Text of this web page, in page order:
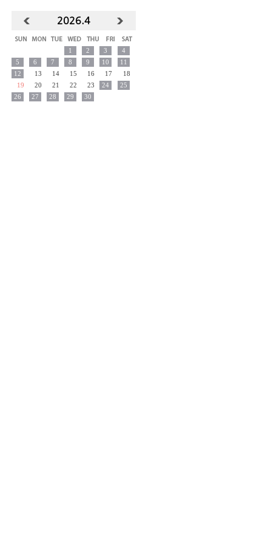
2026.4
1 2 3
4
5
6 7 8 9 10
11
12
13 14 15 16 17
18
19
20 21 22 23 24
25
26
27 28 29 30